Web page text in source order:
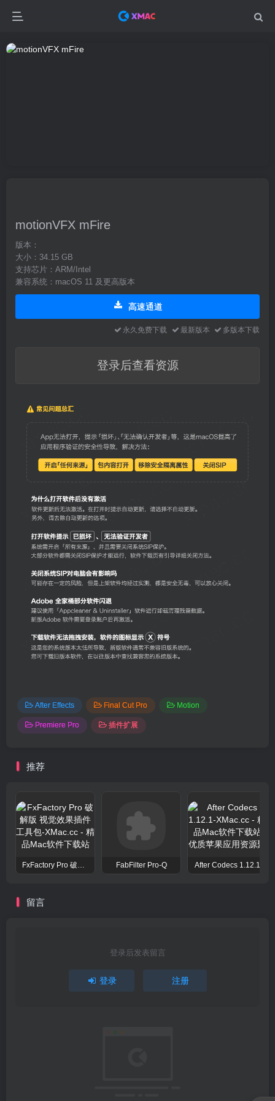
motionVFX mFire
版本：
大小：34.15 GB
支持芯片：ARM/Intel
兼容系统：macOS 11 及更高版本
高速通道
永久免费下载 最新版本 多版本下载
登录后查看资源
After Effects Final Cut Pro Motion
Premiere Pro 插件扩展
推荐
FabFilter Pro-Q After Codecs 1.12.1
留言
登录后发表留言
登录 注册